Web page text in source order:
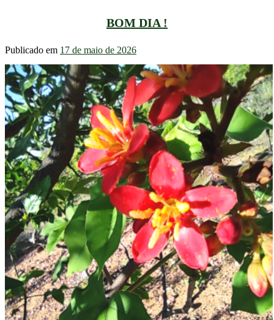
BOM DIA !
Publicado em 17 de maio de 2026